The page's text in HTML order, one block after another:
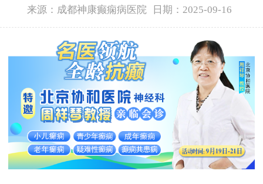
来源：成都神康癫痫病医院 日期：2025-09-16